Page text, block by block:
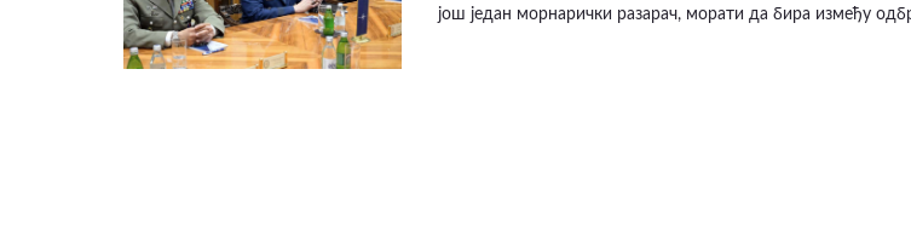
још један морнарички разарач, морати да бира између